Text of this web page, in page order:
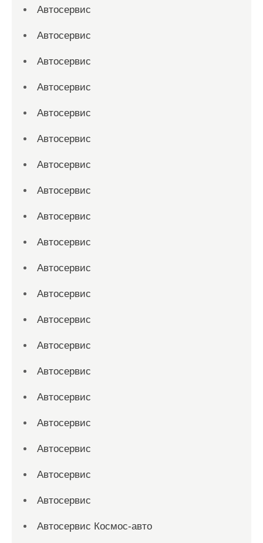
Автосервис
Автосервис
Автосервис
Автосервис
Автосервис
Автосервис
Автосервис
Автосервис
Автосервис
Автосервис
Автосервис
Автосервис
Автосервис
Автосервис
Автосервис
Автосервис
Автосервис
Автосервис
Автосервис
Автосервис
Автосервис Космос-авто